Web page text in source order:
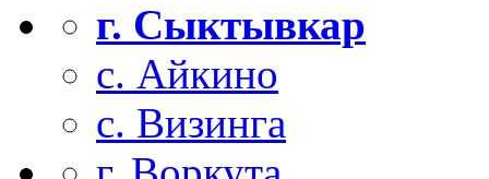
г. Сыктывкар
с. Айкино
с. Визинга